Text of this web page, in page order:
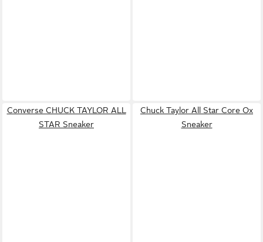
Converse CHUCK TAYLOR ALL
STAR Sneaker
Chuck Taylor All Star Core Ox
Sneaker